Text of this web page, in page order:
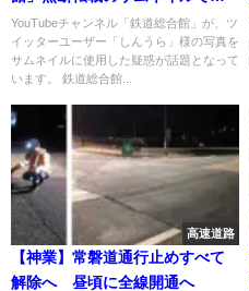
上 逆ギレし証拠捏造も 嘘を嘘で
重ね釈明 当該動画は一度非公開
にするも再び公開
YouTubeチャンネル「鉄道総合館」が、ツ
イッターユーザー「しんうら」様の写真を
サムネイルに使用した疑惑が話題となって
います。 鉄道総合館...
高速道路
【神業】常磐道通行止めすべて
解除へ 昼頃に全線開通へ